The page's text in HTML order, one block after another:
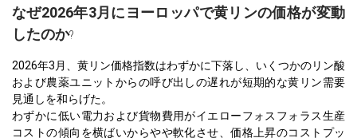
なぜ2026年3月にヨーロッパで黄リンの価格が変動
したのか?
2026年3月、黄リン価格指数はわずかに下落し、いくつかのリン酸
および農薬ユニットからの呼び出しの遅れが短期的な黄リン需要
見通しを和らげた。
わずかに低い電力および貨物費用がイエローフォスフォラス生産
コストの傾向を横ばいからやや軟化させ、価格上昇のコストプッ